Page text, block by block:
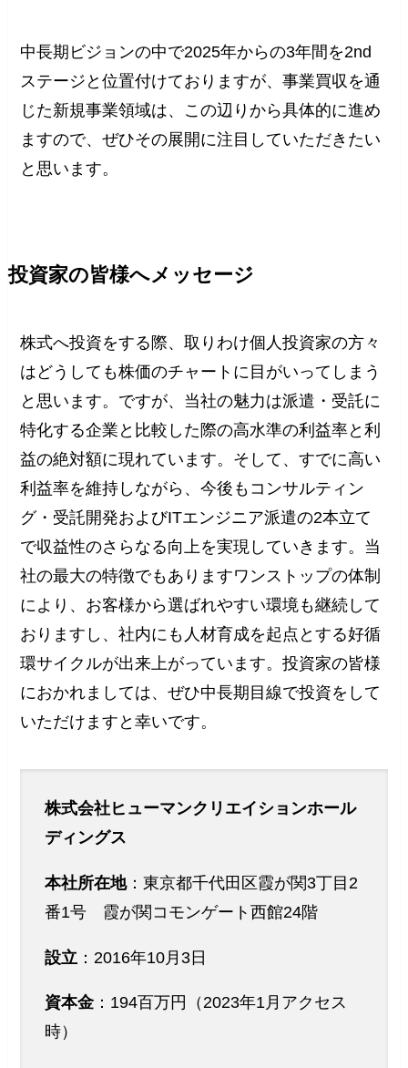
中長期ビジョンの中で2025年からの3年間を2nd
ステージと位置付けておりますが、事業買収を通
じた新規事業領域は、この辺りから具体的に進め
ますので、ぜひその展開に注目していただきたい
と思います。
投資家の皆様へメッセージ
株式へ投資をする際、取りわけ個人投資家の方々
はどうしても株価のチャートに目がいってしまう
と思います。ですが、当社の魅力は派遣・受託に
特化する企業と比較した際の高水準の利益率と利
益の絶対額に現れています。そして、すでに高い
利益率を維持しながら、今後もコンサルティン
グ・受託開発およびITエンジニア派遣の2本立て
で収益性のさらなる向上を実現していきます。当
社の最大の特徴でもありますワンストップの体制
により、お客様から選ばれやすい環境も継続して
おりますし、社内にも人材育成を起点とする好循
環サイクルが出来上がっています。投資家の皆様
におかれましては、ぜひ中長期目線で投資をして
いただけますと幸いです。
株式会社ヒューマンクリエイションホール
ディングス
本社所在地：東京都千代田区霞が関3丁目2
番1号 霞が関コモンゲート西館24階
設立 ：2016年10月3日
資本金 ：194百万円（2023年1月アクセス
時）